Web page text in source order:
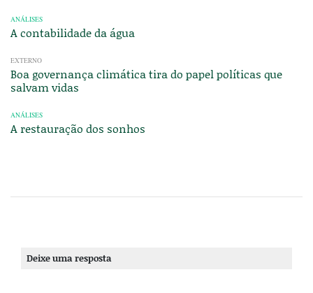
ANÁLISES
A contabilidade da água
EXTERNO
Boa governança climática tira do papel políticas que
salvam vidas
ANÁLISES
A restauração dos sonhos
Deixe uma resposta